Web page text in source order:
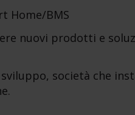
Home/BMS
nuovi prodotti e
società che